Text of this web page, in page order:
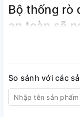
Bộ thống rò
an toàn sẽ
với mạch
hiện rò
người khi
mạng điện
So sánh với các